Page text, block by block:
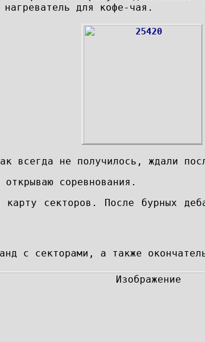
для кофе-чая.
всегда не получилось, ждали
соревнования.
карту секторов. После бурных
с секторами, а также